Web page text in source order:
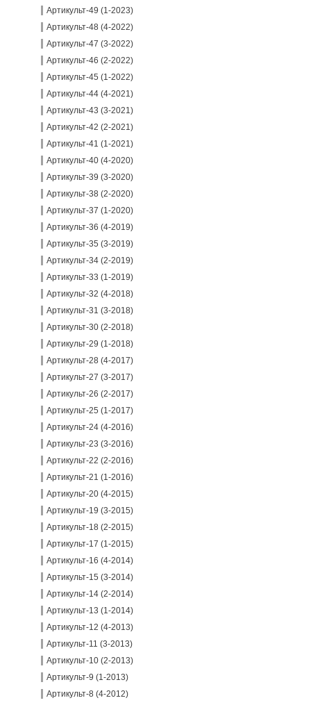
Артикульт-49 (1-2023)
Артикульт-48 (4-2022)
Артикульт-47 (3-2022)
Артикульт-46 (2-2022)
Артикульт-45 (1-2022)
Артикульт-44 (4-2021)
Артикульт-43 (3-2021)
Артикульт-42 (2-2021)
Артикульт-41 (1-2021)
Артикульт-40 (4-2020)
Артикульт-39 (3-2020)
Артикульт-38 (2-2020)
Артикульт-37 (1-2020)
Артикульт-36 (4-2019)
Артикульт-35 (3-2019)
Артикульт-34 (2-2019)
Артикульт-33 (1-2019)
Артикульт-32 (4-2018)
Артикульт-31 (3-2018)
Артикульт-30 (2-2018)
Артикульт-29 (1-2018)
Артикульт-28 (4-2017)
Артикульт-27 (3-2017)
Артикульт-26 (2-2017)
Артикульт-25 (1-2017)
Артикульт-24 (4-2016)
Артикульт-23 (3-2016)
Артикульт-22 (2-2016)
Артикульт-21 (1-2016)
Артикульт-20 (4-2015)
Артикульт-19 (3-2015)
Артикульт-18 (2-2015)
Артикульт-17 (1-2015)
Артикульт-16 (4-2014)
Артикульт-15 (3-2014)
Артикульт-14 (2-2014)
Артикульт-13 (1-2014)
Артикульт-12 (4-2013)
Артикульт-11 (3-2013)
Артикульт-10 (2-2013)
Артикульт-9 (1-2013)
Артикульт-8 (4-2012)